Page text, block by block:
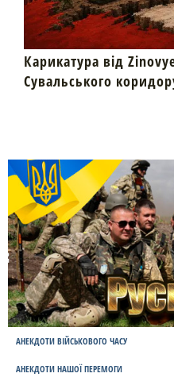
Карикатура від
Сувальського
АНЕКДОТИ ВІЙСЬКОВОГО ЧАСУ
АНЕКДОТИ НАШОЇ ПЕРЕМОГИ